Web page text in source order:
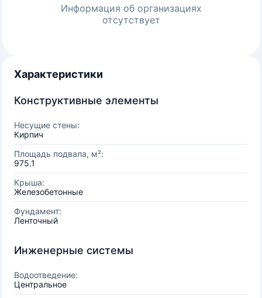
Информация об организациях
отсутствует
Характеристики
Конструктивные элементы
Несущие стены:
Кирпич
Площадь подвала, м²:
975.1
Крыша:
Железобетонные
Фундамент:
Ленточный
Инженерные системы
Водоотведение:
Центральное